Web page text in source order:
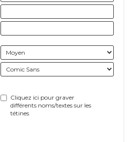
Cliquez ici pour graver
différents noms/textes sur les
tétines